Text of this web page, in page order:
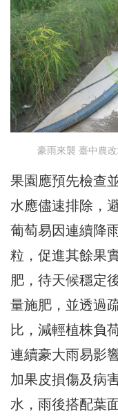
豪雨來襲 臺中農
果園應預先檢查
水應儘速排除，
葡萄易因連續降
粒，促進其餘果
肥，待天候穩定
量施肥，並透過
比，減輕植株負
連續豪大雨易影
加果皮損傷及病
水，雨後搭配葉